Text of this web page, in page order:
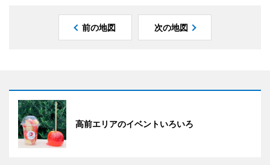
前の地図 次の地図
高前エリアのイベントいろいろ